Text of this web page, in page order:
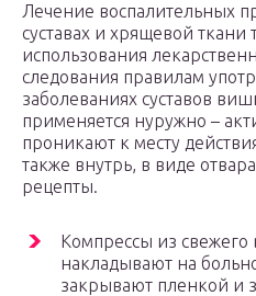
Лечение воспалительных
суставах и хрящевой ткани
использования
следования правилам
заболеваниях суставов
применяется нуружно –
проникают к месту
также внутрь, в виде
рецепты.
Компрессы из свежего
накладывают на
закрывают пленкой и